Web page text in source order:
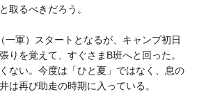
取るべきだろう。
軍）スタートとなるが、キャンプ初日
りを覚えて、すぐさまB班へと回った。
ない。今度は「ひと夏」ではなく、息の
再び助走の時期に入っている。